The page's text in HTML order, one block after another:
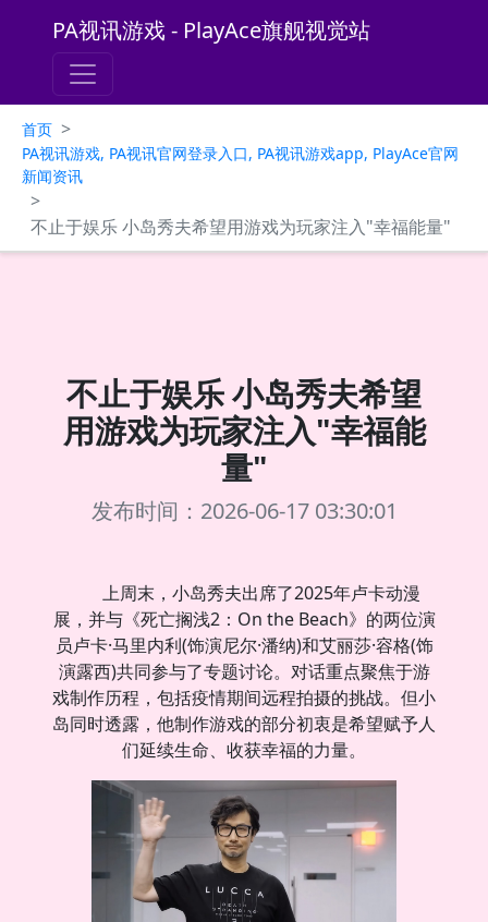
PA视讯游戏 - PlayAce旗舰视觉站
首页 >
PA视讯游戏, PA视讯官网登录入口, PA视讯游戏app, PlayAce官网
新闻资讯
>
不止于娱乐 小岛秀夫希望用游戏为玩家注入"幸福能量"
不止于娱乐 小岛秀夫希望
用游戏为玩家注入"幸福能
量"
发布时间：2026-06-17 03:30:01
上周末，小岛秀夫出席了2025年卢卡动漫
展，并与《死亡搁浅2：On the Beach》的两位演
员卢卡·马里内利(饰演尼尔·潘纳)和艾丽莎·容格(饰
演露西)共同参与了专题讨论。对话重点聚焦于游
戏制作历程，包括疫情期间远程拍摄的挑战。但小
岛同时透露，他制作游戏的部分初衷是希望赋予人
们延续生命、收获幸福的力量。